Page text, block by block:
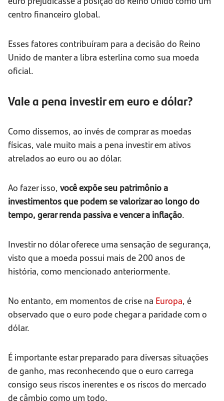
centro financeiro global.
Esses fatores contribuíram para a decisão do Reino
Unido de manter a libra esterlina como sua moeda
oficial.
Vale a pena investir em euro e dólar?
Como dissemos, ao invés de comprar as moedas
físicas, vale muito mais a pena investir em ativos
atrelados ao euro ou ao dólar.
Ao fazer isso, você expõe seu patrimônio a
investimentos que podem se valorizar ao longo do
tempo, gerar renda passiva e vencer a inflação.
Investir no dólar oferece uma sensação de segurança,
visto que a moeda possui mais de 200 anos de
história, como mencionado anteriormente.
No entanto, em momentos de crise na Europa, é
observado que o euro pode chegar a paridade com o
dólar.
É importante estar preparado para diversas situações
de ganho, mas reconhecendo que o euro carrega
consigo seus riscos inerentes e os riscos do mercado
de câmbio como um todo.